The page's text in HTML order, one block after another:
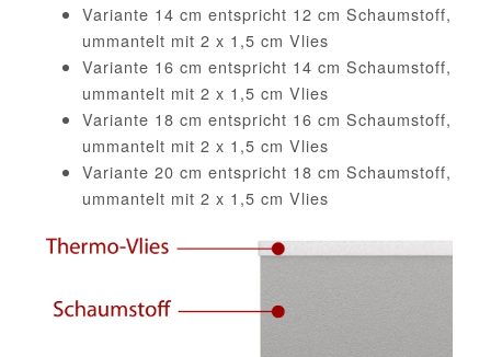
Variante 14 cm entspricht 12 cm Schaumstoff,
ummantelt mit 2 x 1,5 cm Vlies
Variante 16 cm entspricht 14 cm Schaumstoff,
ummantelt mit 2 x 1,5 cm Vlies
Variante 18 cm entspricht 16 cm Schaumstoff,
ummantelt mit 2 x 1,5 cm Vlies
Variante 20 cm entspricht 18 cm Schaumstoff,
ummantelt mit 2 x 1,5 cm Vlies